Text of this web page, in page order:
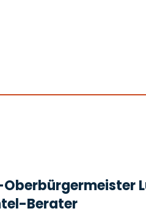
Berater